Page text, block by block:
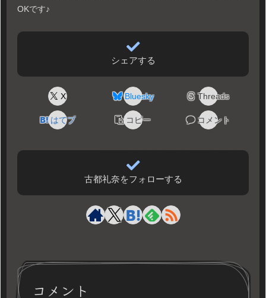
OKです♪
シェアする
X Bluesky Threads
はてブ コピー コメント
古都礼奈をフォローする
コメント